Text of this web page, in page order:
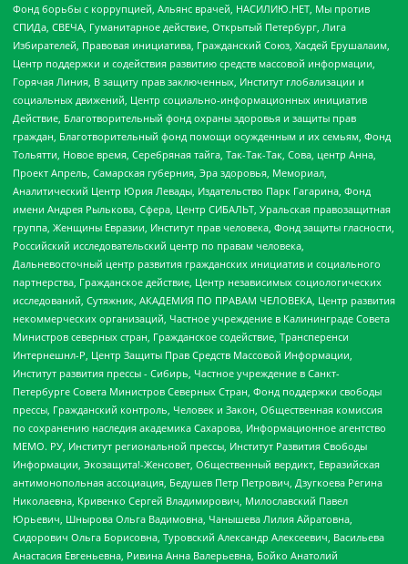
Фонд борьбы с коррупцией, Альянс врачей, НАСИЛИЮ.НЕТ, Мы против
СПИДа, СВЕЧА, Гуманитарное действие, Открытый Петербург, Лига
Избирателей, Правовая инициатива, Гражданский Союз, Хасдей Ерушалаим,
Центр поддержки и содействия развитию средств массовой информации,
Горячая Линия, В защиту прав заключенных, Институт глобализации и
социальных движений, Центр социально-информационных инициатив
Действие, Благотворительный фонд охраны здоровья и защиты прав
граждан, Благотворительный фонд помощи осужденным и их семьям, Фонд
Тольятти, Новое время, Серебряная тайга, Так-Так-Так, Сова, центр Анна,
Проект Апрель, Самарская губерния, Эра здоровья, Мемориал,
Аналитический Центр Юрия Левады, Издательство Парк Гагарина, Фонд
имени Андрея Рылькова, Сфера, Центр СИБАЛЬТ, Уральская правозащитная
группа, Женщины Евразии, Институт прав человека, Фонд защиты гласности,
Российский исследовательский центр по правам человека,
Дальневосточный центр развития гражданских инициатив и социального
партнерства, Гражданское действие, Центр независимых социологических
исследований, Сутяжник, АКАДЕМИЯ ПО ПРАВАМ ЧЕЛОВЕКА, Центр развития
некоммерческих организаций, Частное учреждение в Калининграде Совета
Министров северных стран, Гражданское содействие, Трансперенси
Интернешнл-Р, Центр Защиты Прав Средств Массовой Информации,
Институт развития прессы - Сибирь, Частное учреждение в Санкт-
Петербурге Совета Министров Северных Стран, Фонд поддержки свободы
прессы, Гражданский контроль, Человек и Закон, Общественная комиссия
по сохранению наследия академика Сахарова, Информационное агентство
МЕМО. РУ, Институт региональной прессы, Институт Развития Свободы
Информации, Экозащита!-Женсовет, Общественный вердикт, Евразийская
антимонопольная ассоциация, Бедушев Петр Петрович, Дзугкоева Регина
Николаевна, Кривенко Сергей Владимирович, Милославский Павел
Юрьевич, Шнырова Ольга Вадимовна, Чанышева Лилия Айратовна,
Сидорович Ольга Борисовна, Туровский Александр Алексеевич, Васильева
Анастасия Евгеньевна, Ривина Анна Валерьевна, Бойко Анатолий